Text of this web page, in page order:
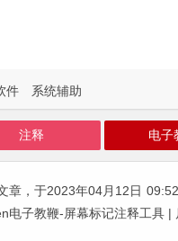
件 系统辅助
注释 电子
章，于2023年04月12日
电子教鞭-屏幕标记注释工具